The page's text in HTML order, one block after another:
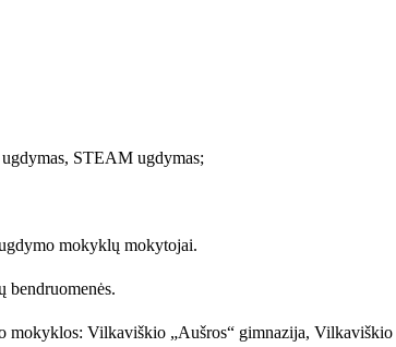
STEAM ugdymas;
mokyklų mokytojai.
Vilkaviškio „Aušros“ gimnazija,